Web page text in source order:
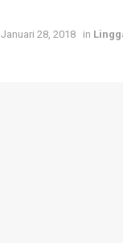
Januari 28, 2018 in